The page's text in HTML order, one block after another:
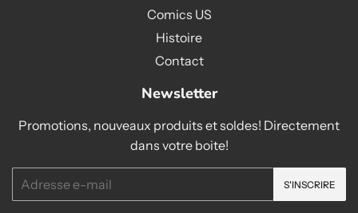
Comics US
Histoire
Contact
Newsletter
Promotions, nouveaux produits et soldes! Directement
dans votre boite!
mails
S'INSCRIRE